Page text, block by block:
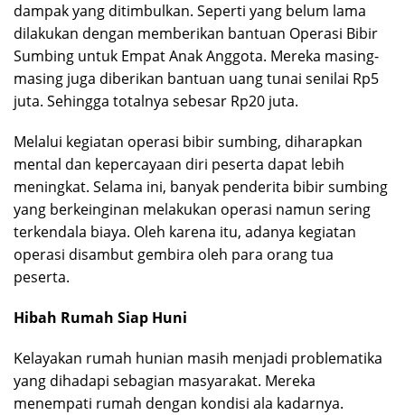
dampak yang ditimbulkan. Seperti yang belum lama
dilakukan dengan memberikan bantuan Operasi Bibir
Sumbing untuk Empat Anak Anggota. Mereka masing-
masing juga diberikan bantuan uang tunai senilai Rp5
juta. Sehingga totalnya sebesar Rp20 juta.
Melalui kegiatan operasi bibir sumbing, diharapkan
mental dan kepercayaan diri peserta dapat lebih
meningkat. Selama ini, banyak penderita bibir sumbing
yang berkeinginan melakukan operasi namun sering
terkendala biaya. Oleh karena itu, adanya kegiatan
operasi disambut gembira oleh para orang tua
peserta.
Hibah Rumah Siap Huni
Kelayakan rumah hunian masih menjadi problematika
yang dihadapi sebagian masyarakat. Mereka
menempati rumah dengan kondisi ala kadarnya.